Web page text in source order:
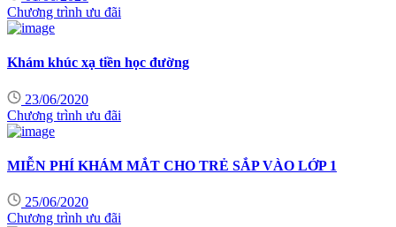
Chương trình ưu đãi
Khám khúc xạ tiền học đường
23/06/2020
Chương trình ưu đãi
MIỄN PHÍ KHÁM MẮT CHO TRẺ SẮP VÀO LỚP 1
25/06/2020
Chương trình ưu đãi